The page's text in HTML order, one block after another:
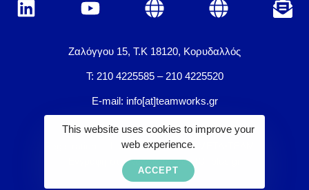
Ζαλόγγου 15, Τ.Κ 18120, Κορυδαλλός
Τ: 210 4225585 – 210 4225520
E-mail: info[at]teamworks.gr
Location - Venue
Εγγραφή στο Newsletter του ICTplus.gr
This website uses cookies to improve your
web experience.
ACCEPT